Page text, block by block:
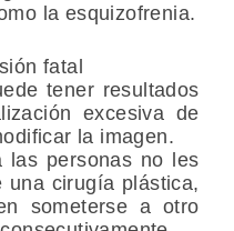
la esquizofrenia.
fatal
tener resultados
excesiva de
la imagen.
las personas no les
una cirugía plástica,
someterse a otro